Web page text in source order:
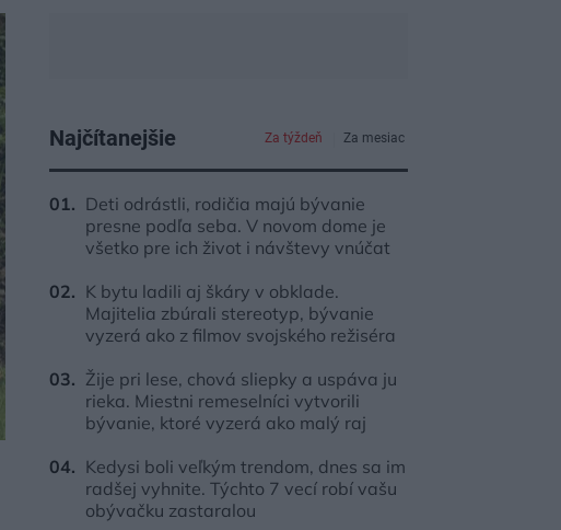
Najčítanejšie Za týždeň Za mesiac
Deti odrástli, rodičia majú bývanie
presne podľa seba. V novom dome je
všetko pre ich život i návštevy vnúčat
K bytu ladili aj škáry v obklade.
Majitelia zbúrali stereotyp, bývanie
vyzerá ako z filmov svojského režiséra
Žije pri lese, chová sliepky a uspáva ju
rieka. Miestni remeselníci vytvorili
bývanie, ktoré vyzerá ako malý raj
Kedysi boli veľkým trendom, dnes sa im
radšej vyhnite. Týchto 7 vecí robí vašu
obývačku zastaralou